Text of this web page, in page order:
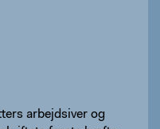
arbejdsiver og